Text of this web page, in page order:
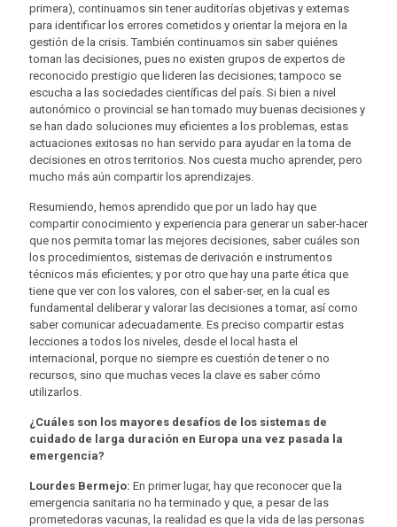
primera), continuamos sin tener auditorías objetivas y externas
para identificar los errores cometidos y orientar la mejora en la
gestión de la crisis. También continuamos sin saber quiénes
toman las decisiones, pues no existen grupos de expertos de
reconocido prestigio que lideren las decisiones; tampoco se
escucha a las sociedades científicas del país. Si bien a nivel
autonómico o provincial se han tomado muy buenas decisiones y
se han dado soluciones muy eficientes a los problemas, estas
actuaciones exitosas no han servido para ayudar en la toma de
decisiones en otros territorios. Nos cuesta mucho aprender, pero
mucho más aún compartir los aprendizajes.
Resumiendo, hemos aprendido que por un lado hay que
compartir conocimiento y experiencia para generar un saber-hacer
que nos permita tomar las mejores decisiones, saber cuáles son
los procedimientos, sistemas de derivación e instrumentos
técnicos más eficientes; y por otro que hay una parte ética que
tiene que ver con los valores, con el saber-ser, en la cual es
fundamental deliberar y valorar las decisiones a tomar, así como
saber comunicar adecuadamente. Es preciso compartir estas
lecciones a todos los niveles, desde el local hasta el
internacional, porque no siempre es cuestión de tener o no
recursos, sino que muchas veces la clave es saber cómo
utilizarlos.
¿Cuáles son los mayores desafíos de los sistemas de
cuidado de larga duración en Europa una vez pasada la
emergencia?
Lourdes Bermejo: En primer lugar, hay que reconocer que la
emergencia sanitaria no ha terminado y que, a pesar de las
prometedoras vacunas, la realidad es que la vida de las personas